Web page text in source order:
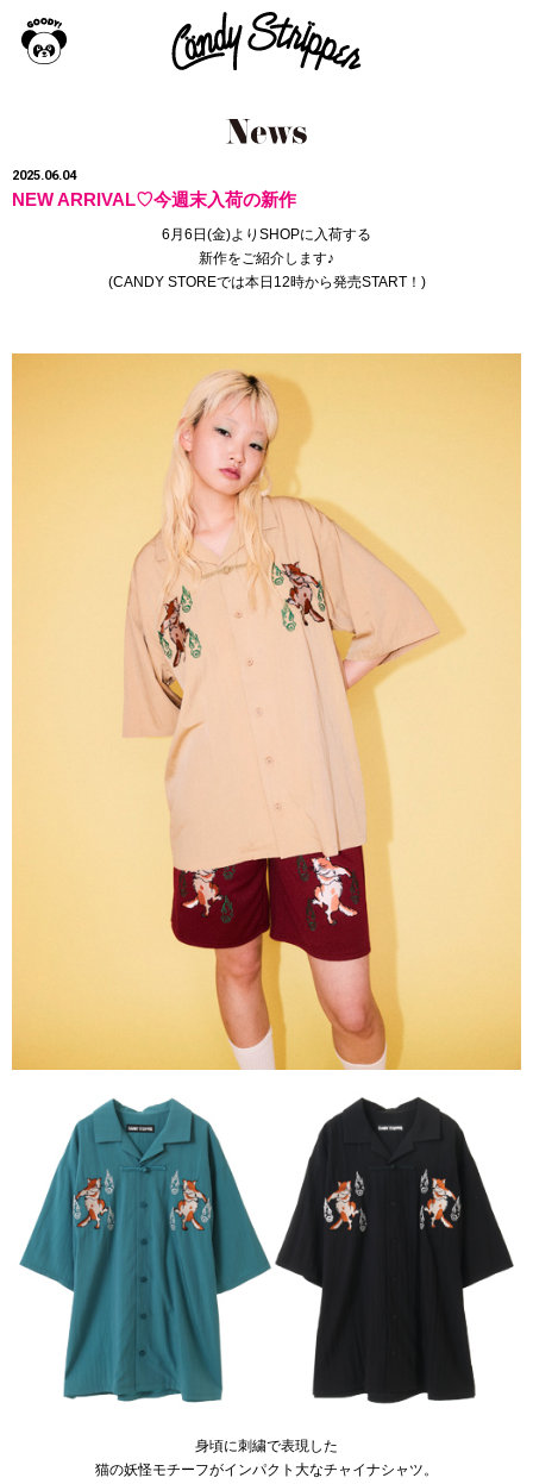
2025.06.04
NEW ARRIVAL♡今週末入荷の新作
6月6日(金)よりSHOPに入荷する
新作をご紹介します♪
(CANDY STOREでは本日12時から発売START！ )
身頃に刺繍で表現した
猫の妖怪モチーフがインパクト大なチャイナシャツ。